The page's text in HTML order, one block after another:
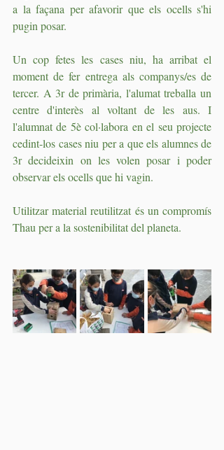
a la façana per afavorir que els ocells s'hi
pugin posar.
Un cop fetes les cases niu, ha arribat el
moment de fer entrega als companys/es de
tercer. A 3r de primària, l'alumat treballa un
centre d'interès al voltant de les aus. I
l'alumnat de 5è col·labora en el seu projecte
cedint-los cases niu per a que els alumnes de
3r decideixin on les volen posar i poder
observar els ocells que hi vagin.
Utilitzar material reutilitzat és un compromís
Thau per a la sostenibilitat del planeta.